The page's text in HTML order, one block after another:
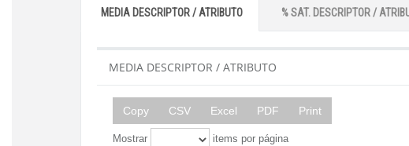
MEDIA DESCRIPTOR / ATRIBUTO % SAT. DESCRIPTOR /
MEDIA DESCRIPTOR / ATRIBUTO
Copy CSV Excel PDF Print
Mostrar items por página